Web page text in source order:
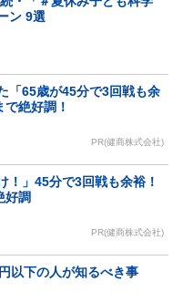
ン 9選
「65歳が45分で3回戦も余
絶好調！
PR(健商株式会社)
！」45分で3回戦も余裕！
好調
PR(健商株式会社)
以下の人が知るべき事